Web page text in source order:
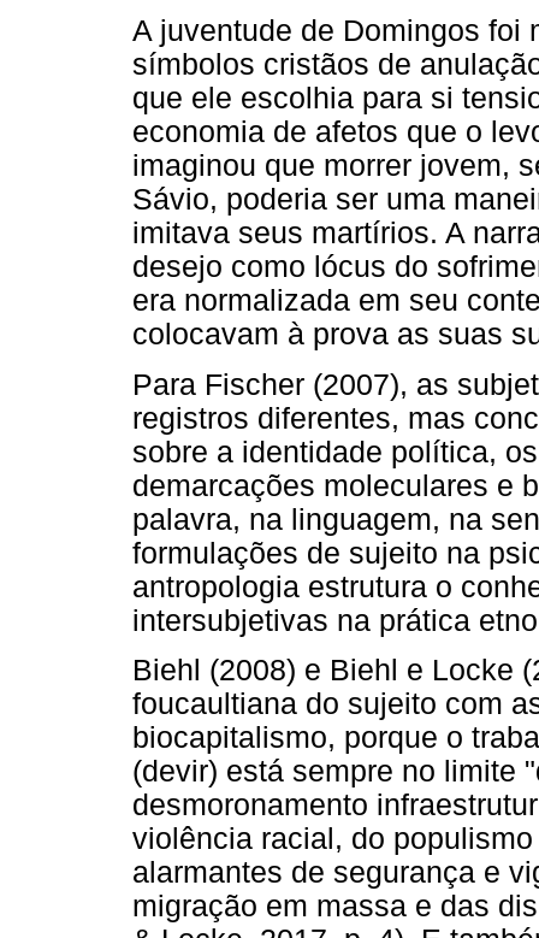
A juventude de Domingos foi
símbolos cristãos de
que ele escolhia para si
economia de afetos que o
imaginou que morrer jovem,
Sávio, poderia ser uma
imitava seus martírios. A
desejo como lócus do
era normalizada em seu
colocavam à prova as suas
Para Fischer (2007), as
registros diferentes, mas
sobre a identidade política,
demarcações moleculares e
palavra, na linguagem, na
formulações de sujeito na
antropologia estrutura o
intersubjetivas na prática
Biehl (2008) e Biehl e Locke
foucaultiana do sujeito com
biocapitalismo, porque o
(devir) está sempre no limite
desmoronamento
violência racial, do
alarmantes de segurança e
migração em massa e das